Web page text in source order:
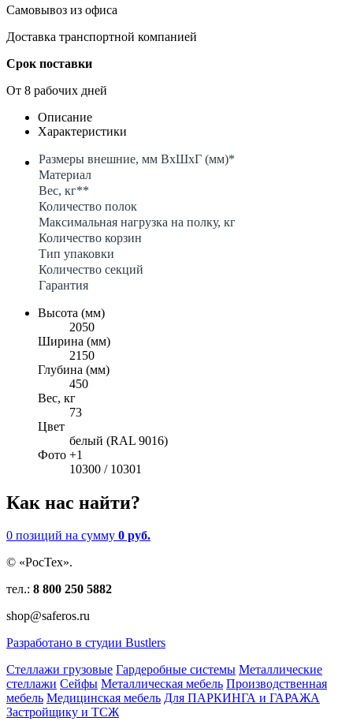
Самовывоз из офиса
Доставка транспортной компанией
Срок поставки
От 8 рабочих дней
Описание
Характеристики
Размеры внешние, мм ВхШхГ (мм)*
Материал
Вес, кг**
Количество полок
Максимальная нагрузка на полку, кг
Количество корзин
Тип упаковки
Количество секций
Гарантия
Высота (мм)
2050
Ширина (мм)
2150
Глубина (мм)
450
Вес, кг
73
Цвет
белый (RAL 9016)
Фото +1
10300 / 10301
Как нас найти?
0 позиций на сумму 0 руб.
© «РосТех».
тел.: 8 800 250 5882
shop@saferos.ru
Разработано в студии Bustlers
Стеллажи грузовые Гардеробные системы Металлические
стеллажи Сейфы Металлическая мебель Производственная
мебель Медицинская мебель Для ПАРКИНГА и ГАРАЖА
Застройщику и ТСЖ